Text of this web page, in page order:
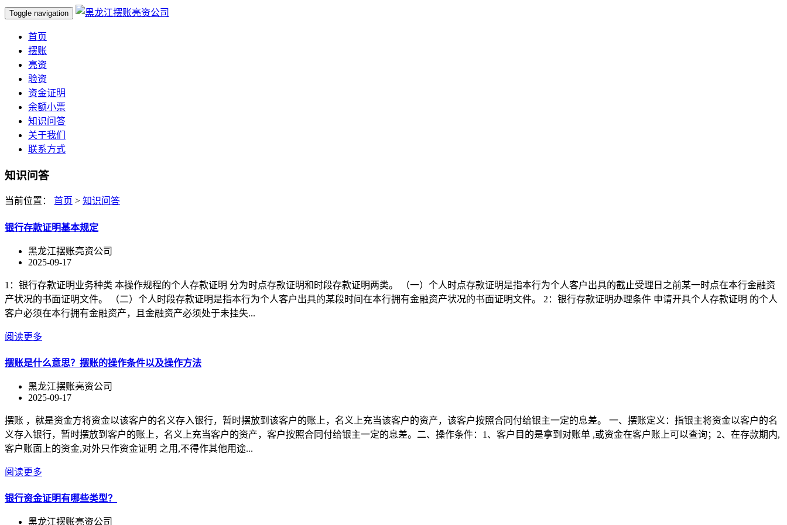
Toggle navigation
首页
摆账
亮资
验资
资金证明
余额小票
知识问答
关于我们
联系方式
知识问答
当前位置： 首页 > 知识问答
银行存款证明基本规定
黑龙江摆账亮资公司
2025-09-17
1：银行存款证明业务种类 本操作规程的个人存款证明 分为时点存款证明和时段存款证明两类。 （一）个人时点存款证明是指本行为个人客户出具的截止受理日之前某一时点在本行金融资
产状况的书面证明文件。 （二）个人时段存款证明是指本行为个人客户出具的某段时间在本行拥有金融资产状况的书面证明文件。 2：银行存款证明办理条件 申请开具个人存款证明 的个人
客户必须在本行拥有金融资产，且金融资产必须处于未挂失...
阅读更多
摆账是什么意思？摆账的操作条件以及操作方法
黑龙江摆账亮资公司
2025-09-17
摆账 ，就是资金方将资金以该客户的名义存入银行，暂时摆放到该客户的账上，名义上充当该客户的资产，该客户按照合同付给银主一定的息差。 一、摆账定义：指银主将资金以客户的名
义存入银行，暂时摆放到客户的账上，名义上充当客户的资产，客户按照合同付给银主一定的息差。二、操作条件：1、客户目的是拿到对账单 ,或资金在客户账上可以查询；2、在存款期内,
客户账面上的资金,对外只作资金证明 之用,不得作其他用途...
阅读更多
银行资金证明有哪些类型？
黑龙江摆账亮资公司